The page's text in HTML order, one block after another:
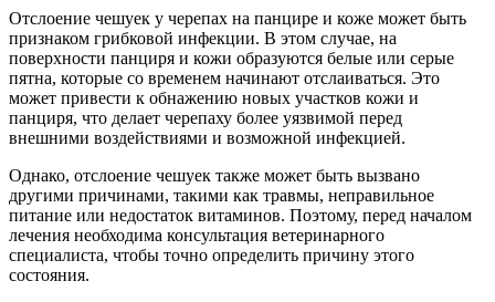
Отслоение чешуек у черепах на панцире и коже может быть
признаком грибковой инфекции. В этом случае, на
поверхности панциря и кожи образуются белые или серые
пятна, которые со временем начинают отслаиваться. Это
может привести к обнажению новых участков кожи и
панциря, что делает черепаху более уязвимой перед
внешними воздействиями и возможной инфекцией.
Однако, отслоение чешуек также может быть вызвано
другими причинами, такими как травмы, неправильное
питание или недостаток витаминов. Поэтому, перед началом
лечения необходима консультация ветеринарного
специалиста, чтобы точно определить причину этого
состояния.